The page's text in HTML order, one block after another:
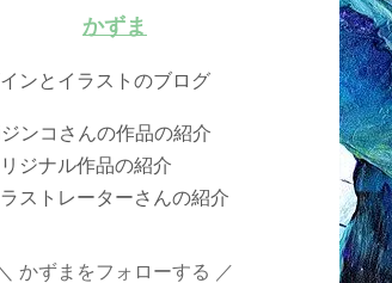
かずま
ンとイラストのブログ
ジンコさんの作品の紹介
リジナル作品の紹介
ラストレーターさんの紹介
かずまをフォローする